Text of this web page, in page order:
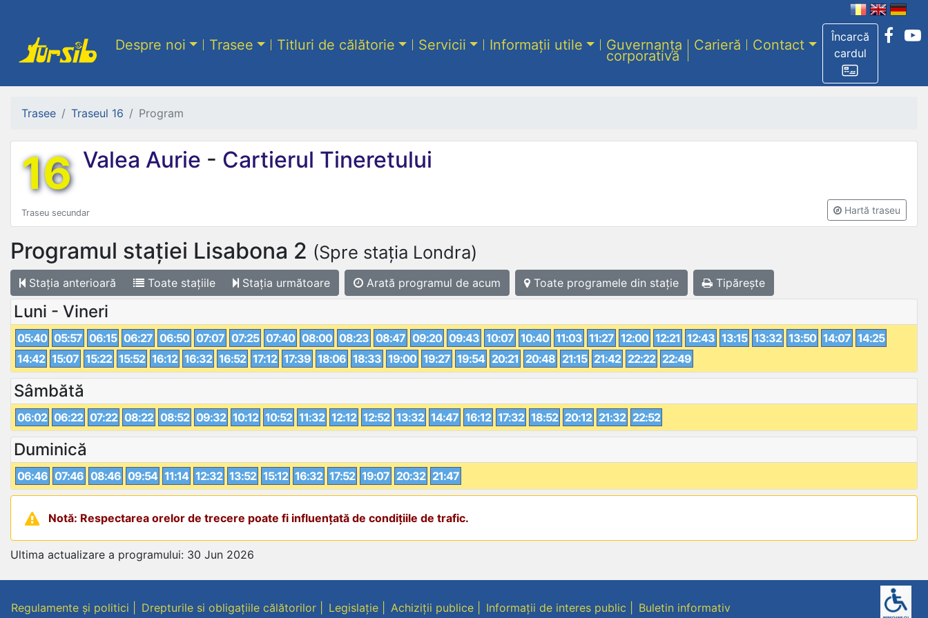
Încarcă
cardul
Despre noi Trasee Titluri de călătorie Servicii Informații utile Guvernanța
corporativă
Carieră Contact
Trasee Traseul 16 Program
16 Valea Aurie - Cartierul Tineretului
Traseu secundar Hartă traseu
Programul stației Lisabona 2 (Spre stația Londra)
Stația anterioară Toate stațiile Stația următoare Arată programul de acum Toate programele din stație Tipărește
Luni - Vineri
05:40 05:57 06:15 06:27 06:50 07:07 07:25 07:40 08:00 08:23 08:47 09:20 09:43 10:07 10:40 11:03 11:27 12:00 12:21 12:43 13:15 13:32 13:50 14:07 14:25
14:42 15:07 15:22 15:52 16:12 16:32 16:52 17:12 17:39 18:06 18:33 19:00 19:27 19:54 20:21 20:48 21:15 21:42 22:22 22:49
Sâmbătă
06:02 06:22 07:22 08:22 08:52 09:32 10:12 10:52 11:32 12:12 12:52 13:32 14:47 16:12 17:32 18:52 20:12 21:32 22:52
Duminică
06:46 07:46 08:46 09:54 11:14 12:32 13:52 15:12 16:32 17:52 19:07 20:32 21:47
Notă: Respectarea orelor de trecere poate fi influențată de condițiile de trafic.
Ultima actualizare a programului: 30 Jun 2026
Regulamente și politici Drepturile si obligațiile călătorilor Legislație Achiziții publice Informații de interes public Buletin informativ